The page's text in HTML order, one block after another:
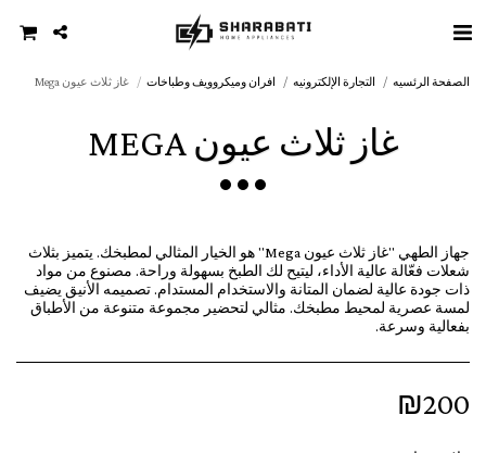
الصفحة الرئسيه التجارة الإلكترونيه افران وميكروويف وطباخات غاز ثلاث عيون Mega
غاز ثلاث عيون MEGA
جهاز الطهي "غاز ثلاث عيون Mega" هو الخيار المثالي لمطبخك. يتميز بثلاث
شعلات فعّالة عالية الأداء، ليتيح لك الطبخ بسهولة وراحة. مصنوع من مواد
ذات جودة عالية لضمان المتانة والاستخدام المستدام. تصميمه الأنيق يضيف
لمسة عصرية لمحيط مطبخك. مثالي لتحضير مجموعة متنوعة من الأطباق
بفعالية وسرعة.
₪200